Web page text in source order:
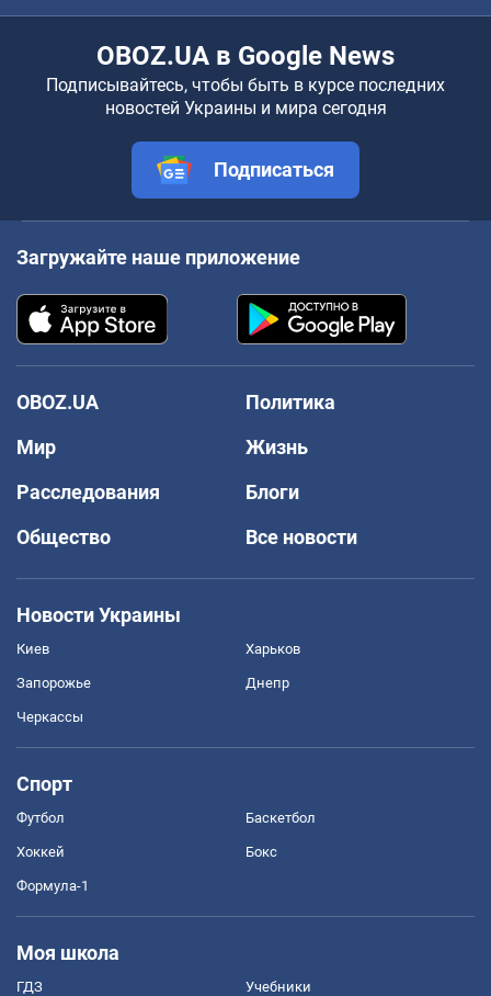
OBOZ.UA в Google News
Подписывайтесь, чтобы быть в курсе последних
новостей Украины и мира сегодня
Подписаться
Загружайте наше приложение
OBOZ.UA
Политика
Мир
Жизнь
Расследования
Блоги
Общество
Все новости
Новости Украины
Киев Харьков
Запорожье Днепр
Черкассы
Спорт
Футбол Баскетбол
Хоккей Бокс
Формула-1
Моя школа
ГДЗ Учебники